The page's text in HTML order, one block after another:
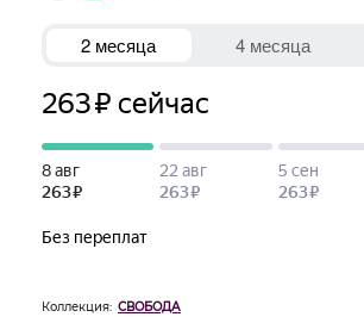
Коллекция: СВОБОДА